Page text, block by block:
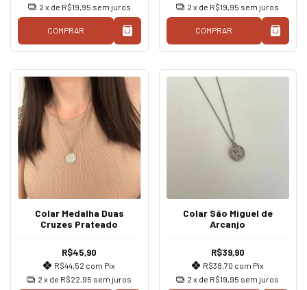
2 x de R$19,95 sem juros
COMPRAR
2 x de R$19,95 sem juros
COMPRAR
Colar Medalha Duas
Cruzes Prateado
R$45,90
R$44,52 com Pix
2 x de R$22,95 sem juros
Colar São Miguel de
Arcanjo
R$39,90
R$38,70 com Pix
2 x de R$19,95 sem juros